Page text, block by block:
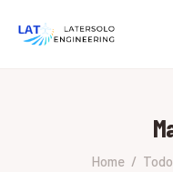
Home
SOBRE A